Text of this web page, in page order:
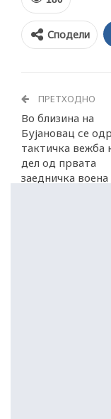
Сподели
ПРЕТХОДНО
Во близина на
Бујановац се
тактичка вежба
дел од првата
заедничка